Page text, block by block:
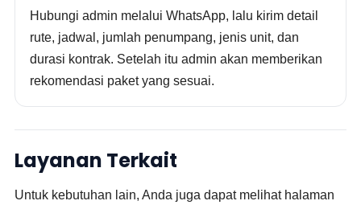
Hubungi admin melalui WhatsApp, lalu kirim detail
rute, jadwal, jumlah penumpang, jenis unit, dan
durasi kontrak. Setelah itu admin akan memberikan
rekomendasi paket yang sesuai.
Layanan Terkait
Untuk kebutuhan lain, Anda juga dapat melihat halaman